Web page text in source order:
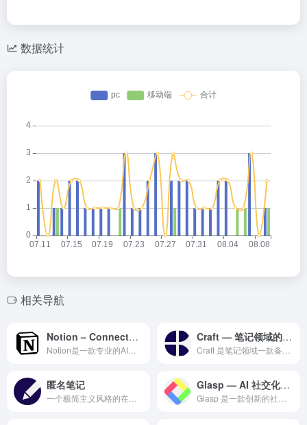
数据统计
相关导航
Notion – Connected Workspace Craft — 笔记领域的专业 AI 工具
匿名笔记 Glasp — AI 社交化网页高亮与知识管理工具